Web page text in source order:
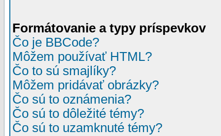
Formátovanie a typy príspevkov
Čo je BBCode?
Môžem používať HTML?
Čo to sú smajlíky?
Môžem pridávať obrázky?
Čo sú to oznámenia?
Čo sú to dôležité témy?
Čo sú to uzamknuté témy?